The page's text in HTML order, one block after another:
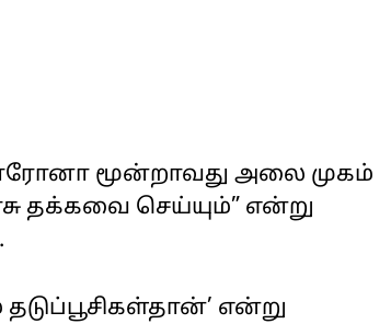
மூன்றாவது அலை முகம்
தக்கவை செய்யும்” என்று
என்று